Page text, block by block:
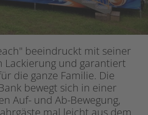
beeindruckt mit seiner
Lackierung und garantiert
die ganze Familie. Die
bewegt sich in einer
Auf- und Ab-Bewegung,
mal leicht aus dem